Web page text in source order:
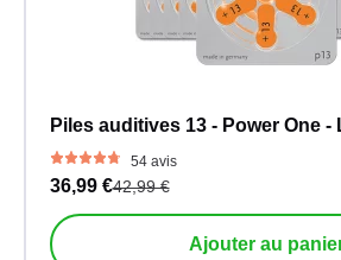
Piles auditives 13 - Power One -
54 avis
36,99 €42,99 €
Ajouter au